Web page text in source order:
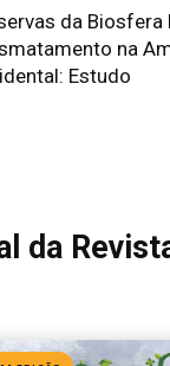
Edição 155· Julho 2026